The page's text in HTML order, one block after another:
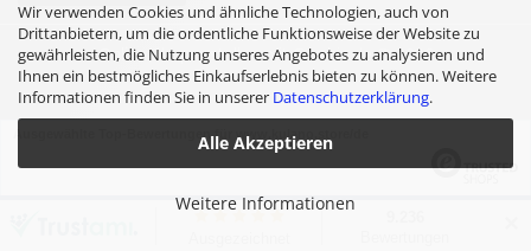
Wir verwenden Cookies und ähnliche Technologien, auch von
Drittanbietern, um die ordentliche Funktionsweise der Website zu
gewährleisten, die Nutzung unseres Angebotes zu analysieren und
Ihnen ein bestmögliches Einkaufserlebnis bieten zu können. Weitere
Informationen finden Sie in unserer Datenschutzerklärung.
Alle Akzeptieren
Weitere Informationen
Online Shop erstellenmit Gambio.de © 2026
Ausgewählte Top-Bewertungen für www.kulano.store/de
Noch sind keine Bewertungen vorhanden.